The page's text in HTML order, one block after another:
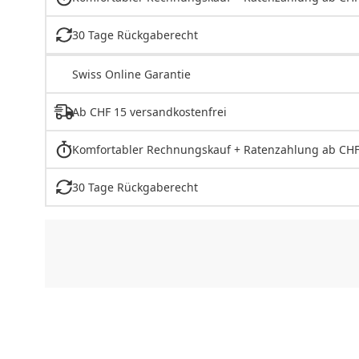
30 Tage Rückgaberecht
Swiss Online Garantie
Ab CHF 15 versandkostenfrei
Komfortabler Rechnungskauf + Ratenzahlung ab
30 Tage Rückgaberecht